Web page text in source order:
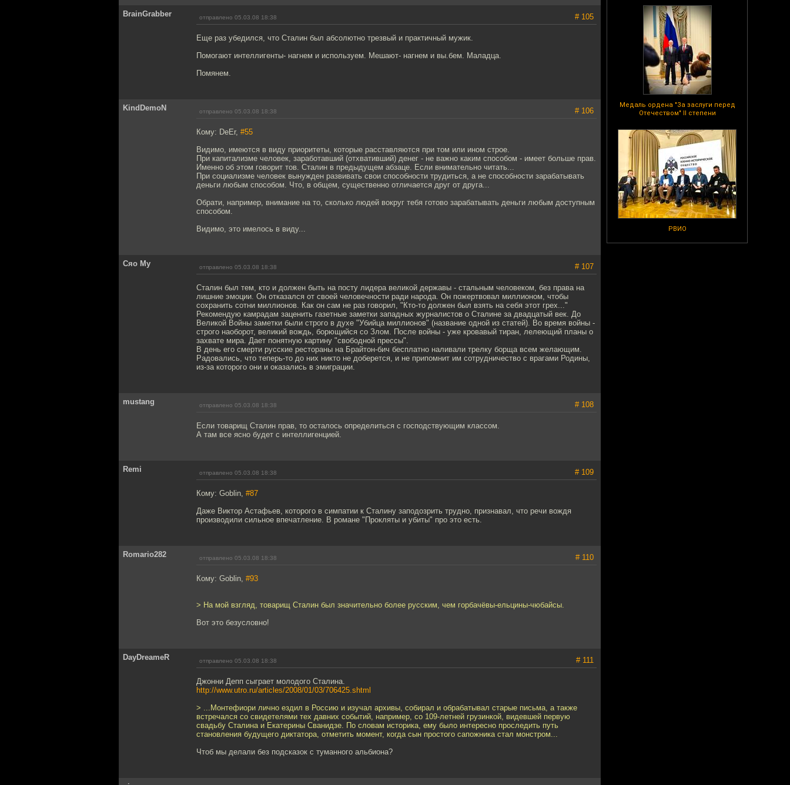
Медаль ордена "За заслуги перед
Отечеством" II степени
РВИО
BrainGrabber отправлено 05.03.08 18:38 # 105
Еще раз убедился, что Сталин был абсолютно трезвый и практичный мужик.
Помогают интеллигенты- нагнем и используем. Мешают- нагнем и вы.бем. Маладца.
Помянем.
KindDemoN отправлено 05.03.08 18:38 # 106
Кому: DeEr, #55
Видимо, имеются в виду приоритеты, которые расставляются при том или ином строе.
При капитализме человек, заработавший (отхвативший) денег - не важно каким способом - имеет больше прав.
Именно об этом говорит тов. Сталин в предыдущем абзаце. Если внимательно читать...
При социализме человек вынужден развивать свои способности трудиться, а не способности зарабатывать
деньги любым способом. Что, в общем, существенно отличается друг от друга...
Обрати, например, внимание на то, сколько людей вокруг тебя готово зарабатывать деньги любым доступным
способом.
Видимо, это имелось в виду...
Сяо Му отправлено 05.03.08 18:38 # 107
Сталин был тем, кто и должен быть на посту лидера великой державы - стальным человеком, без права на
лишние эмоции. Он отказался от своей человечности ради народа. Он пожертвовал миллионом, чтобы
сохранить сотни миллионов. Как он сам не раз говорил, "Кто-то должен был взять на себя этот грех..."
Рекомендую камрадам заценить газетные заметки западных журналистов о Сталине за двадцатый век. До
Великой Войны заметки были строго в духе "Убийца миллионов" (название одной из статей). Во время войны -
строго наоборот, великий вождь, борющийся со Злом. После войны - уже кровавый тиран, лелеющий планы о
захвате мира. Дает понятную картину "свободной прессы".
В день его смерти русские рестораны на Брайтон-бич бесплатно наливали трелку борща всем желающим.
Радовались, что теперь-то до них никто не доберется, и не припомнит им сотрудничество с врагами Родины,
из-за которого они и оказались в эмиграции.
mustang отправлено 05.03.08 18:38 # 108
Если товарищ Сталин прав, то осталось определиться с господствующим классом.
А там все ясно будет с интеллигенцией.
Remi отправлено 05.03.08 18:38 # 109
Кому: Goblin, #87
Даже Виктор Астафьев, которого в симпатии к Сталину заподозрить трудно, признавал, что речи вождя
производили сильное впечатление. В романе "Прокляты и убиты" про это есть.
Romario282 отправлено 05.03.08 18:38 # 110
Кому: Goblin, #93
> На мой взгляд, товарищ Сталин был значительно более русским, чем горбачёвы-ельцины-чюбайсы.
Вот это безусловно!
DayDreameR отправлено 05.03.08 18:38 # 111
Джонни Депп сыграет молодого Сталина.
http://www.utro.ru/articles/2008/01/03/706425.shtml
> ...Монтефиори лично ездил в Россию и изучал архивы, собирал и обрабатывал старые письма, а также
встречался со свидетелями тех давних событий, например, со 109-летней грузинкой, видевшей первую
свадьбу Сталина и Екатерины Сванидзе. По словам историка, ему было интересно проследить путь
становления будущего диктатора, отметить момент, когда сын простого сапожника стал монстром...
Чтоб мы делали без подсказок с туманного альбиона?